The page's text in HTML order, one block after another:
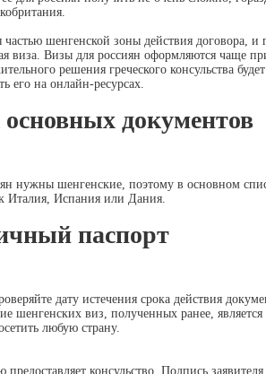
частью шенгенской зоны действия договора,
виза. Визы для россиян оформляются чаще
решения греческого консульства
его на онлайн-ресурсах.
документов
нужны шенгенские, поэтому в основном
Италия, Испания или Дания.
паспорт
дату истечения срока действия
шенгенских виз, полученных ранее,
любую страну.
предоставляет консульство. Подпись